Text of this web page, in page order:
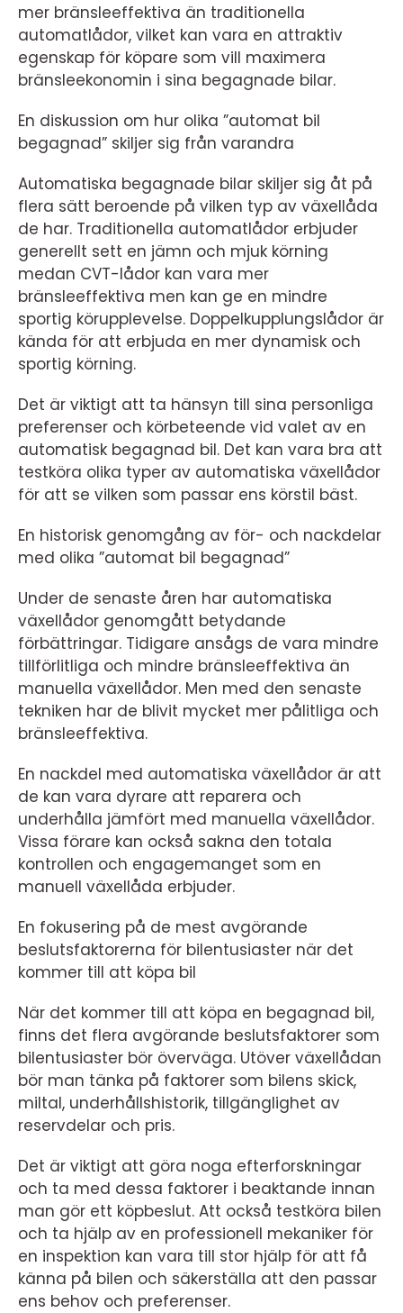
mer bränsleeffektiva än traditionella
automatlådor, vilket kan vara en attraktiv
egenskap för köpare som vill maximera
bränsleekonomin i sina begagnade bilar.
En diskussion om hur olika ”automat bil
begagnad” skiljer sig från varandra
Automatiska begagnade bilar skiljer sig åt på
flera sätt beroende på vilken typ av växellåda
de har. Traditionella automatlådor erbjuder
generellt sett en jämn och mjuk körning
medan CVT-lådor kan vara mer
bränsleeffektiva men kan ge en mindre
sportig körupplevelse. Doppelkupplungslådor är
kända för att erbjuda en mer dynamisk och
sportig körning.
Det är viktigt att ta hänsyn till sina personliga
preferenser och körbeteende vid valet av en
automatisk begagnad bil. Det kan vara bra att
testköra olika typer av automatiska växellådor
för att se vilken som passar ens körstil bäst.
En historisk genomgång av för- och nackdelar
med olika ”automat bil begagnad”
Under de senaste åren har automatiska
växellådor genomgått betydande
förbättringar. Tidigare ansågs de vara mindre
tillförlitliga och mindre bränsleeffektiva än
manuella växellådor. Men med den senaste
tekniken har de blivit mycket mer pålitliga och
bränsleeffektiva.
En nackdel med automatiska växellådor är att
de kan vara dyrare att reparera och
underhålla jämfört med manuella växellådor.
Vissa förare kan också sakna den totala
kontrollen och engagemanget som en
manuell växellåda erbjuder.
En fokusering på de mest avgörande
beslutsfaktorerna för bilentusiaster när det
kommer till att köpa bil
När det kommer till att köpa en begagnad bil,
finns det flera avgörande beslutsfaktorer som
bilentusiaster bör överväga. Utöver växellådan
bör man tänka på faktorer som bilens skick,
miltal, underhållshistorik, tillgänglighet av
reservdelar och pris.
Det är viktigt att göra noga efterforskningar
och ta med dessa faktorer i beaktande innan
man gör ett köpbeslut. Att också testköra bilen
och ta hjälp av en professionell mekaniker för
en inspektion kan vara till stor hjälp för att få
känna på bilen och säkerställa att den passar
ens behov och preferenser.